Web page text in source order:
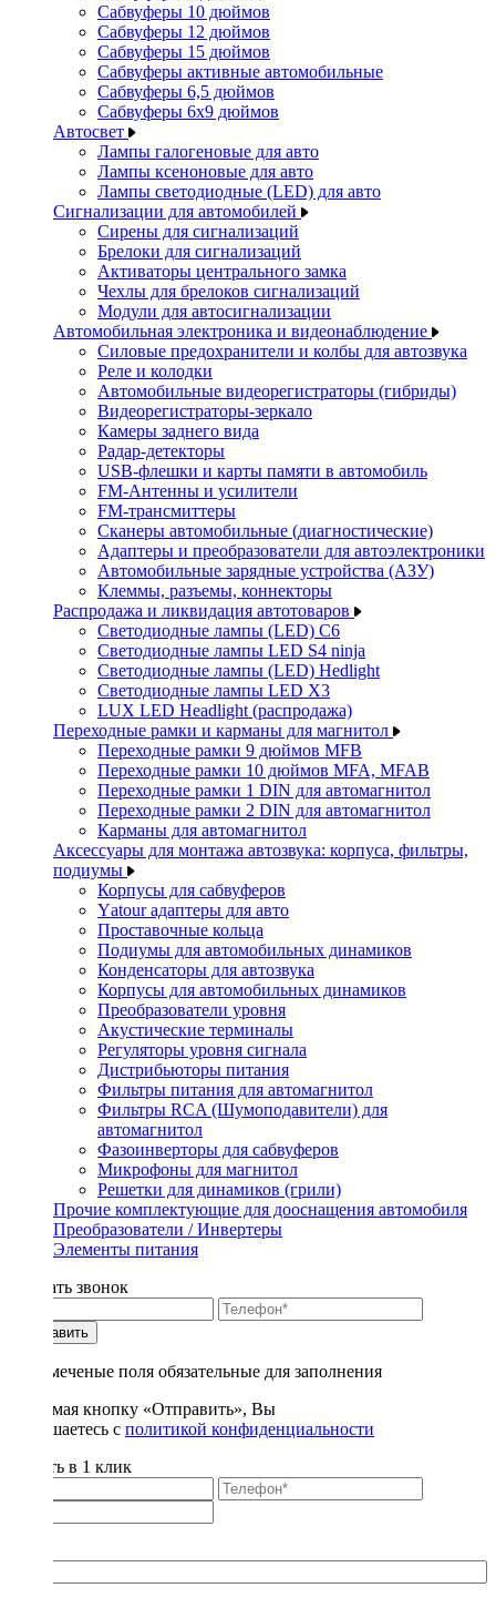
Сабвуферы 10 дюймов
Сабвуферы 12 дюймов
Сабвуферы 15 дюймов
Сабвуферы активные автомобильные
Сабвуферы 6,5 дюймов
Сабвуферы 6x9 дюймов
Автосвет
Лампы галогеновые для авто
Лампы ксеноновые для авто
Лампы светодиодные (LED) для авто
Сигнализации для автомобилей
Сирены для сигнализаций
Брелоки для сигнализаций
Активаторы центрального замка
Чехлы для брелоков сигнализаций
Модули для автосигнализации
Автомобильная электроника и видеонаблюдение
Силовые предохранители и колбы для автозвука
Реле и колодки
Автомобильные видеорегистраторы (гибриды)
Видеорегистраторы-зеркало
Камеры заднего вида
Радар-детекторы
USB-флешки и карты памяти в автомобиль
FM-Антенны и усилители
FM-трансмиттеры
Сканеры автомобильные (диагностические)
Адаптеры и преобразователи для автоэлектроники
Автомобильные зарядные устройства (АЗУ)
Клеммы, разъемы, коннекторы
Распродажа и ликвидация автотоваров
Светодиодные лампы (LED) C6
Светодиодные лампы LED S4 ninja
Светодиодные лампы (LED) Hedlight
Светодиодные лампы LED X3
LUX LED Headlight (распродажа)
Переходные рамки и карманы для магнитол
Переходные рамки 9 дюймов MFB
Переходные рамки 10 дюймов MFA, MFAB
Переходные рамки 1 DIN для автомагнитол
Переходные рамки 2 DIN для автомагнитол
Карманы для автомагнитол
Аксессуары для монтажа автозвука: корпуса, фильтры,
подиумы
Корпусы для сабвуферов
Yаtour адаптеры для авто
Проставочные кольца
Подиумы для автомобильных динамиков
Конденсаторы для автозвука
Корпусы для автомобильных динамиков
Преобразователи уровня
Акустические терминалы
Регуляторы уровня сигнала
Дистрибьюторы питания
Фильтры питания для автомагнитол
Фильтры RCA (Шумоподавители) для
автомагнитол
Фазоинверторы для сабвуферов
Микрофоны для магнитол
Решетки для динамиков (грили)
Прочие комплектующие для дооснащения автомобиля
Преобразователи / Инвертеры
Элементы питания
Заказать звонок
Отправить
* - отмеченые поля обязательные для заполнения
Нажимая кнопку «Отправить», Вы
соглашаетесь с политикой конфиденциальности
Купить в 1 клик